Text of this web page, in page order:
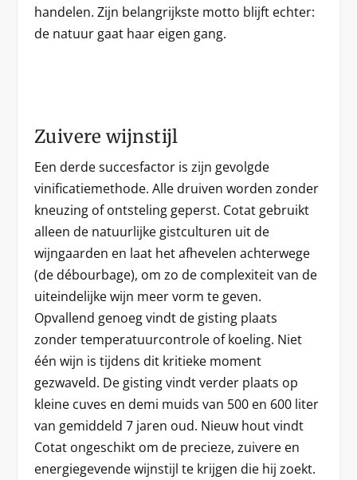
handelen. Zijn belangrijkste motto blijft echter:
de natuur gaat haar eigen gang.
Zuivere wijnstijl
Een derde succesfactor is zijn gevolgde
vinificatiemethode. Alle druiven worden zonder
kneuzing of ontsteling geperst. Cotat gebruikt
alleen de natuurlijke gistculturen uit de
wijngaarden en laat het afhevelen achterwege
(de débourbage), om zo de complexiteit van de
uiteindelijke wijn meer vorm te geven.
Opvallend genoeg vindt de gisting plaats
zonder temperatuurcontrole of koeling. Niet
één wijn is tijdens dit kritieke moment
gezwaveld. De gisting vindt verder plaats op
kleine cuves en demi muids van 500 en 600 liter
van gemiddeld 7 jaren oud. Nieuw hout vindt
Cotat ongeschikt om de precieze, zuivere en
energiegevende wijnstijl te krijgen die hij zoekt.